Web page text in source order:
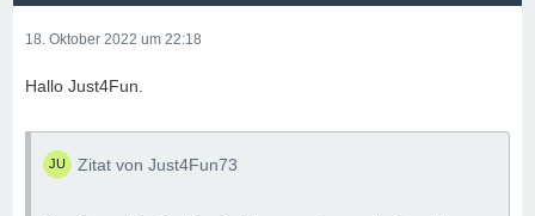
18. Oktober 2022 um 22:18
Hallo Just4Fun.
Zitat von Just4Fun73